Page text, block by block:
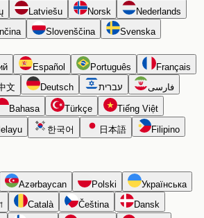
Latviešu Norsk
Nederlands
Slovenščina Svenska
Español Português
Français
文 Deutsch עברית فارسی
Bahasa Türkçe
Tiếng Việt
한국어 日本語 Filipino
Azərbaycan Polski
Українська
Català Čeština
Dansk